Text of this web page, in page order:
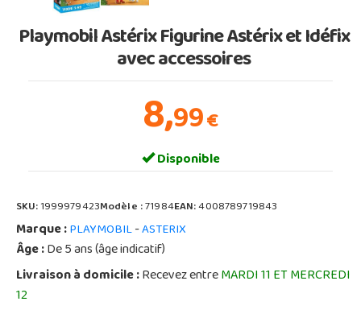
Playmobil Astérix Figurine Astérix et Idéfix
avec accessoires
8,99€
Disponible
SKU:1999979423Modèle :71984EAN:4008789719843
Marque :PLAYMOBIL-ASTERIX
Âge :De 5 ans (âge indicatif)
Livraison à domicile :Recevez entreMARDI 11 ET MERCREDI
12